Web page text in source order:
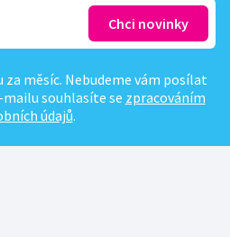
měsíc. Nebudeme vám posílat
souhlasíte se zpracováním
údajů.